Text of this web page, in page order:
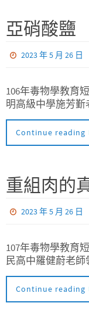
亞硝酸鹽
2023 年 5 月 26 日
106年毒物學教育
明高級中學施芳
Continue reading
重組肉的
2023 年 5 月 26 日
107年毒物學教育
民高中羅健蔚老
Continue reading